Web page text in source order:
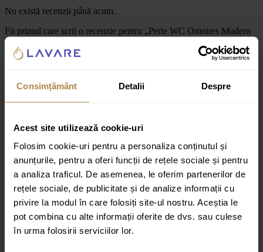
Consimțământ Detalii Despre
Acest site utilizează cookie-uri
Folosim cookie-uri pentru a personaliza conținutul și
anunțurile, pentru a oferi funcții de rețele sociale și pentru
a analiza traficul. De asemenea, le oferim partenerilor de
rețele sociale, de publicitate și de analize informații cu
privire la modul în care folosiți site-ul nostru. Aceștia le
pot combina cu alte informații oferite de dvs. sau culese
în urma folosirii serviciilor lor.
Nu există recenzii până acum.
Fii primul care scrii o recenzie pentru „Perie WC Omnires Modern
Project alama periata cu montare suspendata”
Adresa ta de email nu va fi publicată.
Câmpurile obligatorii sunt
Evaluarea ta
Nume
Email*